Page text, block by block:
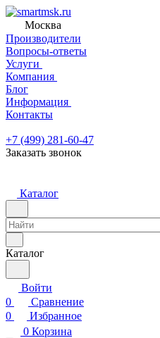
Москва
Производители
Вопросы-ответы
Услуги
Компания
Блог
Информация
Контакты
+7 (499) 281-60-47
Заказать звонок
Каталог
Каталог
Войти
0
Сравнение
0
Избранное
0 Корзина